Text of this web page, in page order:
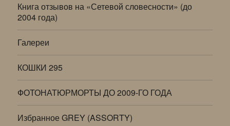
Книга отзывов на «Сетевой словесности» (до
2004 года)
Галереи
КОШКИ 295
ФОТОНАТЮРМОРТЫ ДО 2009-ГО ГОДА
Избранное GREY (ASSORTY)